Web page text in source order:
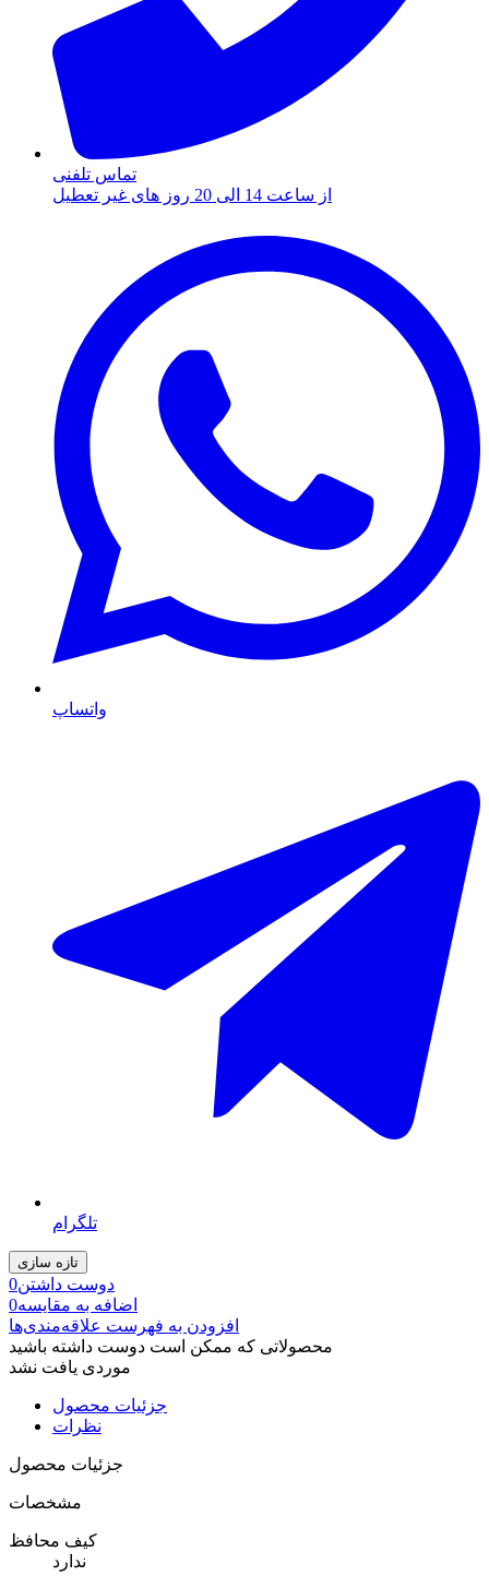
تماس تلفنی
از ساعت 14 الی 20 روز های غیر تعطیل
واتساپ
تلگرام
دوست داشتن0
اضافه به مقایسه0
افزودن به فهرست علاقه‌مندی‌ها
محصولاتی که ممکن است دوست داشته باشید
موردی یافت نشد
جزئیات محصول
نظرات
جزئیات محصول
مشخصات
کیف محافظ
ندارد